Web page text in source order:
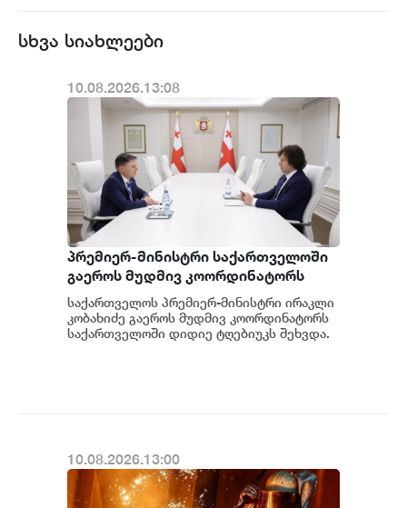
სხვა სიახლეები
10.08.2026.13:08
პრემიერ-მინისტრი საქართველოში
გაეროს მუდმივ კოორდინატორს
შეხვდა
საქართველოს პრემიერ-მინისტრი ირაკლი
კობახიძე გაეროს მუდმივ კოორდინატორს
საქართველოში დიდიე ტღებიუკს შეხვდა.
10.08.2026.13:00